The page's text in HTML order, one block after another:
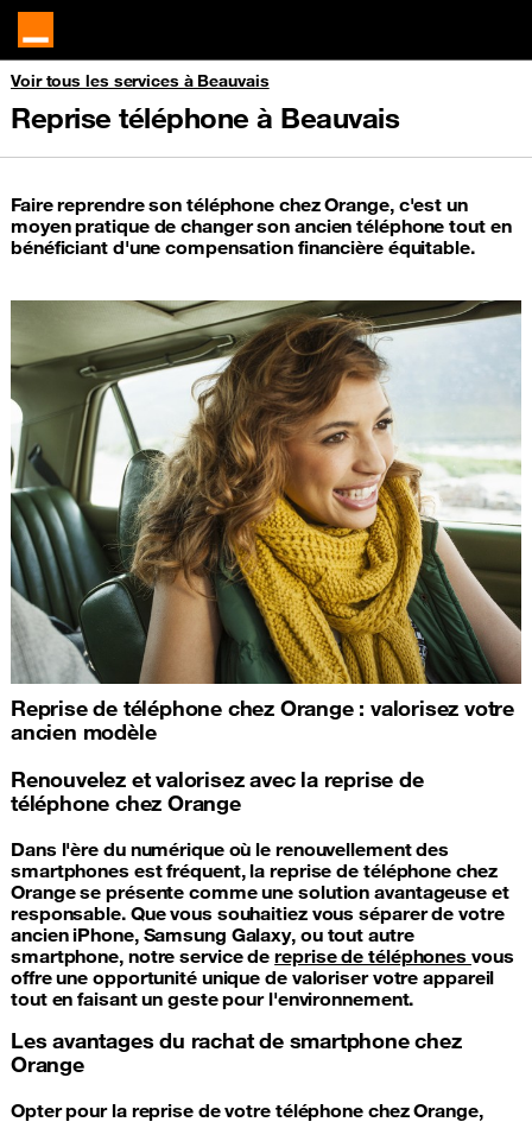
Voir tous les services à Beauvais
Reprise téléphone à Beauvais
Faire reprendre son téléphone chez Orange, c'est un
moyen pratique de changer son ancien téléphone tout en
bénéficiant d'une compensation financière équitable.
Reprise de téléphone chez Orange : valorisez votre
ancien modèle
Renouvelez et valorisez avec la reprise de
téléphone chez Orange
Dans l'ère du numérique où le renouvellement des
smartphones est fréquent, la reprise de téléphone chez
Orange se présente comme une solution avantageuse et
responsable. Que vous souhaitiez vous séparer de votre
ancien iPhone, Samsung Galaxy, ou tout autre
smartphone, notre service dereprise de téléphones vous
offre une opportunité unique de valoriser votre appareil
tout en faisant un geste pour l'environnement.
Les avantages du rachat de smartphone chez
Orange
Opter pour la reprise de votre téléphone chez Orange,